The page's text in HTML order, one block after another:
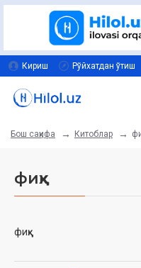
Кириш Рўйхатдан ўтиш
Бош саҳифа Китоблар
фиқҳ
фиқҳ